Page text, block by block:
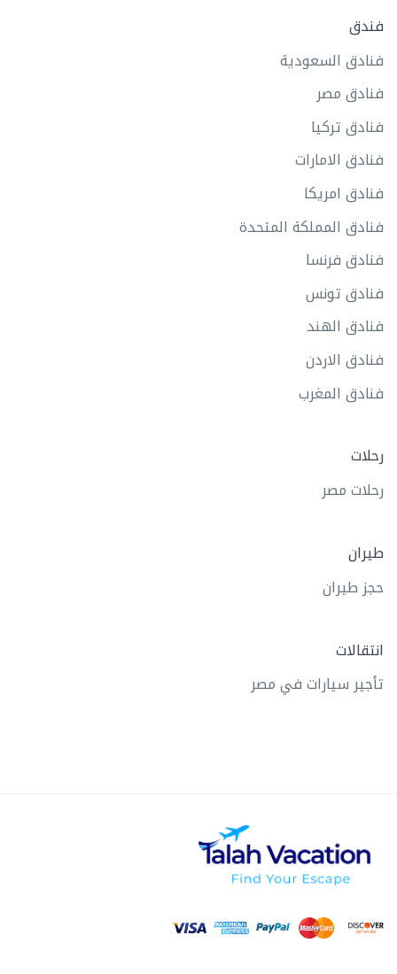
فندق
فنادق السعودية
فنادق مصر
فنادق تركيا
فنادق الامارات
فنادق امريكا
فنادق المملكة المتحدة
فنادق فرنسا
فنادق تونس
فنادق الهند
فنادق الاردن
فنادق المغرب
رحلات
رحلات مصر
طيران
حجز طيران
انتقالات
تأجير سيارات في مصر